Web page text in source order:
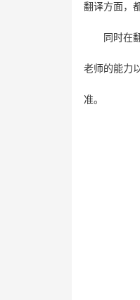
翻译方面，
同时在
老师的能力
准。